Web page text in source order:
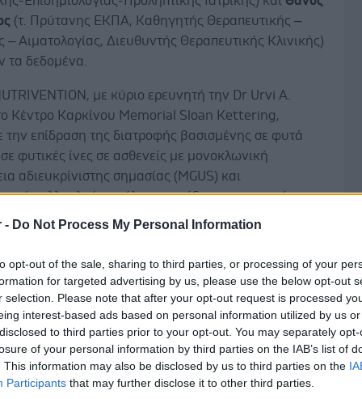
- Do Not Process My Personal Information
opt-out of the sale, sharing to third parties, or processing of your
for targeted advertising by us, please use the below opt-out
selection. Please note that after your opt-out request is processed
interest-based ads based on personal information utilized by us
to third parties prior to your opt-out. You may separately
of your personal information by third parties on the IAB’s list of
This information may also be disclosed by us to third parties on the
Participants that may further disclose it to other third parties.
(τ. Πρύτανης ΕΚΠΑ, Καθηγητής Θεραπευτικής –
– Αιματολογίας, Διευθυντής Θεραπευτικής Κλινικής)
τα δεδομένα.
με κύριο ερευνητή την Dr Urvi A.
Κέντρο Καρκίνου Memorial Sloan Kettering,
την επίδραση της διατροφής βασισμένης σε φυτά
φυτικές ίνες σε ασθενείς με μονοκλωνική
αδιευκρίνιστης σημασίας (MGUS) και
πολλαπλούν μυέλωμα, πρόδρομες καταστάσεις
μυέλωμα. Εντάχθηκαν άτομα με δείκτη μάζας
σε φυτικές ίνες για 12 εβδομάδες. Ο
μελέτης ήταν να καθοριστούν τα ποσοστά
των συμμετεχόντων και να αξιολογηθεί η μείωση
έδειξαν ποσοστό συμμόρφωσης 91% στις 12
και 58% στις 52 εβδομάδες, με μέση μείωση του ΔΜΣ
οποία διατηρήθηκε για έναν χρόνο. Επίσης,